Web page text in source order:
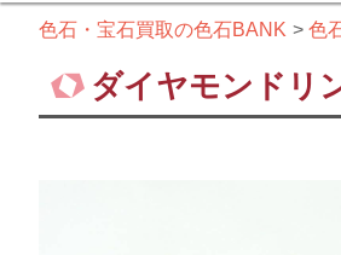
色石・宝石買取の色石BANK 色
ダイヤモンドリ